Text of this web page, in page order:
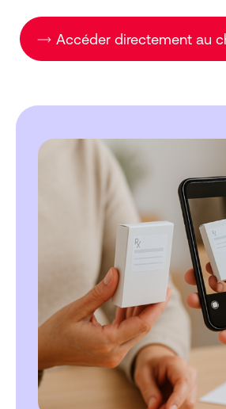
Accéder directement au